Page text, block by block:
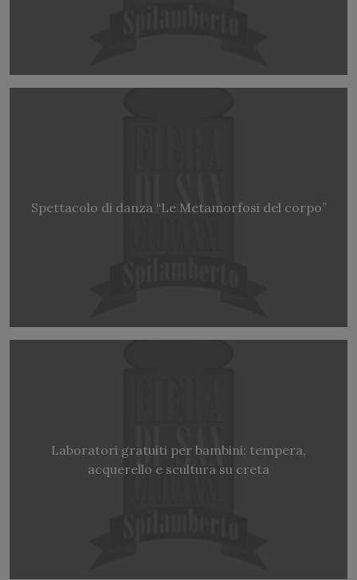
Spettacolo di danza “Le Metamorfosi del corpo”
Laboratori gratuiti per bambini: tempera,
acquerello e scultura su creta